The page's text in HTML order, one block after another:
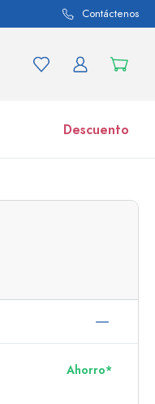
Contáctenos
Descuento
Ahorro*